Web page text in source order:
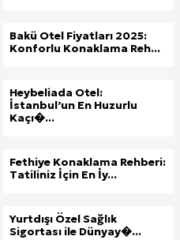
Bakü Otel Fiyatları 2025:
Konforlu Konaklama Reh...
Heybeliada Otel:
İstanbul’un En Huzurlu
Kaçı�...
Fethiye Konaklama Rehberi:
Tatiliniz İçin En İy...
Yurtdışı Özel Sağlık
Sigortası ile Dünyay�...